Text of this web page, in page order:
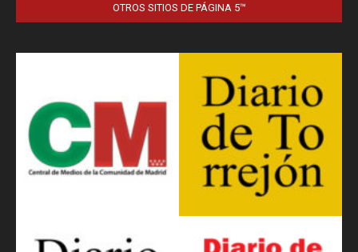
OTROS SITIOS DE PÁGINA 5™